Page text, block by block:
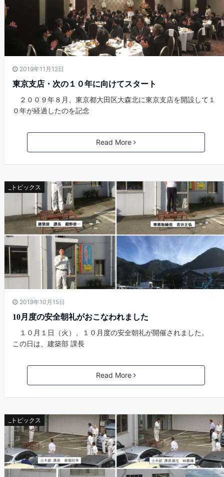
2019年11月12日
東京支店・次の１０年に向けてスタート
２００９年８月、東京都大田区大森北に東京支店を開設して１
０年が経過したのを記念
Read More
_トピックス
2019年10月15日
10月度の安全朝礼がおこなわれました
１０月１日（火）、１０月度の安全朝礼が開催されました。
この日は、建築部 課長
Read More
_トピックス